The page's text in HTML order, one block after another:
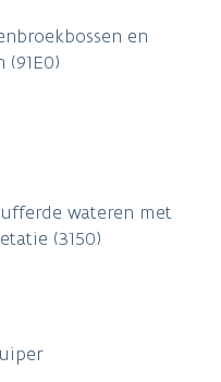
en
wateren met
(3150)